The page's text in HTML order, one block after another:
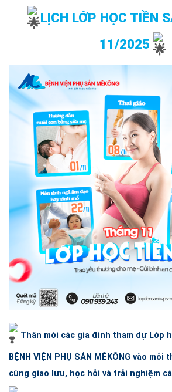
LỊCH LỚP HỌC TIỀN
11/2025
Thân mời các gia đình tham dự Lớp
BỆNH VIỆN PHỤ SẢN MÊKÔNG vào mỗi
cùng giao lưu, học hỏi và trải nghiệm